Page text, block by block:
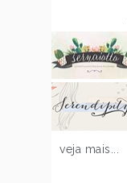
veja mais...